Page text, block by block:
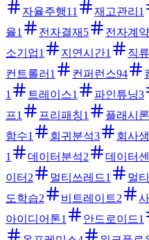
자율주행11 재고관리 1
율1 전자결재 5 전자계약
소기업1 지연시간1 직
컨트롤러 1 컨퍼런스94
1
트레이스1 파인튜닝3
프1 프리패칭1 플래시론
함수1 회귀분석3 회사
1
데이터분석2 데이터
이터 2 멀티쓰레드1 멀
도학습2 비트레이트2
아이디어톤1 안드로이드1